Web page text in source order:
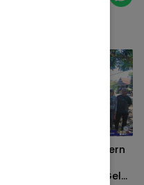
Dukung Pertanian Modern
Pertanian Jeneponto Gelar